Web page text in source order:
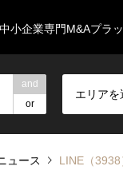
中小企業専門M&Aプラ
and
or
エリアを
ュース LINE（